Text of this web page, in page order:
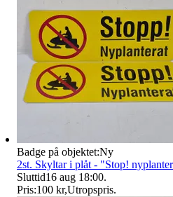
Badge på objektet:Ny
2st. Skyltar i plåt - "Stop!
Sluttid16 aug 18:00.
Pris:100 kr,Utropspris.